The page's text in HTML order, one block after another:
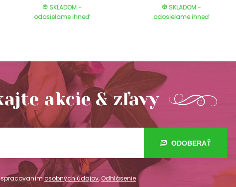
SKLADOM -
odosielame ihneď
SKLADOM -
odosielame ihneď
akcie & zľavy
ODOBERAŤ
spracovanímosobných údajov,Odhlásenie